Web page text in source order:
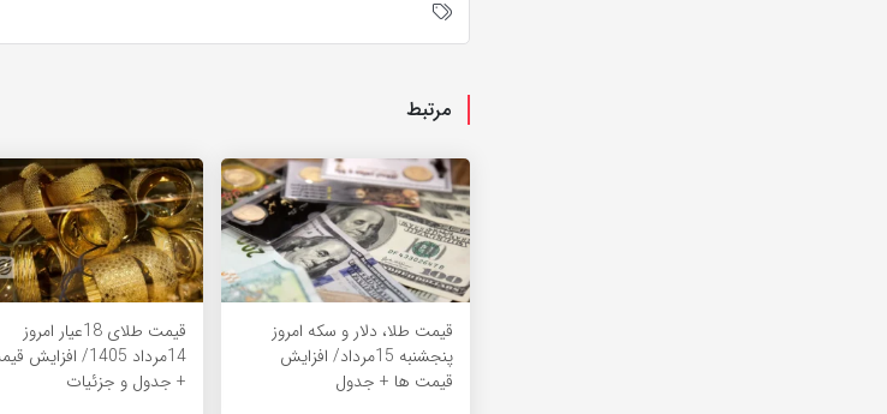
مرتبط
قیمت طلا، دلار و سکه امروز
پنجشنبه 15مرداد/ افزایش
قیمت ها + جدول
قیمت طلای 18عیار امروز
14مرداد 1405/ افزایش
+ جدول و جزئیات